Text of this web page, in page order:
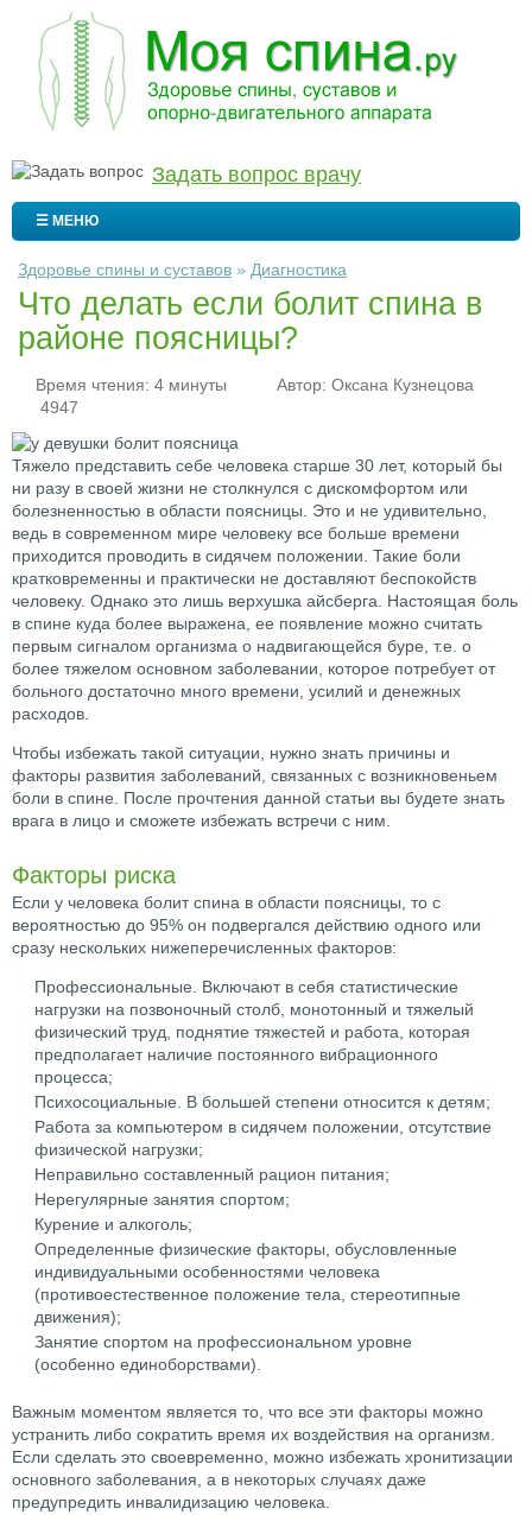
Задать вопрос врачу
☰ МЕНЮ
Здоровье спины и суставов » Диагностика
Что делать если болит спина в
районе поясницы?
Время чтения: 4 минуты Автор: Оксана Кузнецова
4947
Тяжело представить себе человека старше 30 лет, который бы
ни разу в своей жизни не столкнулся с дискомфортом или
болезненностью в области поясницы. Это и не удивительно,
ведь в современном мире человеку все больше времени
приходится проводить в сидячем положении. Такие боли
кратковременны и практически не доставляют беспокойств
человеку. Однако это лишь верхушка айсберга. Настоящая боль
в спине куда более выражена, ее появление можно считать
первым сигналом организма о надвигающейся буре, т.е. о
более тяжелом основном заболевании, которое потребует от
больного достаточно много времени, усилий и денежных
расходов.
Чтобы избежать такой ситуации, нужно знать причины и
факторы развития заболеваний, связанных с возникновеньем
боли в спине. После прочтения данной статьи вы будете знать
врага в лицо и сможете избежать встречи с ним.
Факторы риска
Если у человека болит спина в области поясницы, то с
вероятностью до 95% он подвергался действию одного или
сразу нескольких нижеперечисленных факторов:
Профессиональные. Включают в себя статистические
нагрузки на позвоночный столб, монотонный и тяжелый
физический труд, поднятие тяжестей и работа, которая
предполагает наличие постоянного вибрационного
процесса;
Психосоциальные. В большей степени относится к детям;
Работа за компьютером в сидячем положении, отсутствие
физической нагрузки;
Неправильно составленный рацион питания;
Нерегулярные занятия спортом;
Курение и алкоголь;
Определенные физические факторы, обусловленные
индивидуальными особенностями человека
(противоестественное положение тела, стереотипные
движения);
Занятие спортом на профессиональном уровне
(особенно единоборствами).
Важным моментом является то, что все эти факторы можно
устранить либо сократить время их воздействия на организм.
Если сделать это своевременно, можно избежать хронитизации
основного заболевания, а в некоторых случаях даже
предупредить инвалидизацию человека.